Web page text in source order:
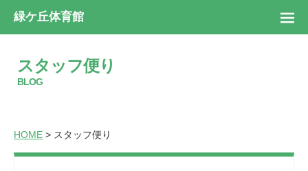
緑ケ丘体育館
スタッフ便り
BLOG
HOME > スタッフ便り